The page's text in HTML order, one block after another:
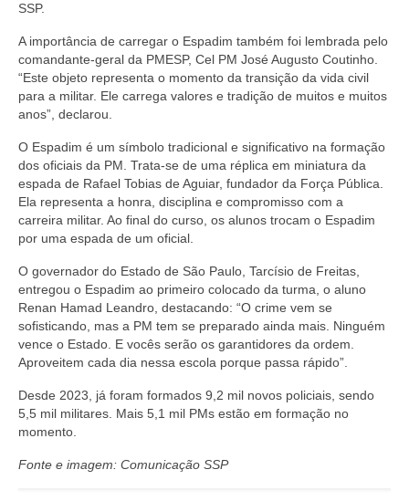
SSP.
A importância de carregar o Espadim também foi lembrada pelo
comandante-geral da PMESP, Cel PM José Augusto Coutinho.
“Este objeto representa o momento da transição da vida civil
para a militar. Ele carrega valores e tradição de muitos e muitos
anos”, declarou.
O Espadim é um símbolo tradicional e significativo na formação
dos oficiais da PM. Trata-se de uma réplica em miniatura da
espada de Rafael Tobias de Aguiar, fundador da Força Pública.
Ela representa a honra, disciplina e compromisso com a
carreira militar. Ao final do curso, os alunos trocam o Espadim
por uma espada de um oficial.
O governador do Estado de São Paulo, Tarcísio de Freitas,
entregou o Espadim ao primeiro colocado da turma, o aluno
Renan Hamad Leandro, destacando: “O crime vem se
sofisticando, mas a PM tem se preparado ainda mais. Ninguém
vence o Estado. E vocês serão os garantidores da ordem.
Aproveitem cada dia nessa escola porque passa rápido”.
Desde 2023, já foram formados 9,2 mil novos policiais, sendo
5,5 mil militares. Mais 5,1 mil PMs estão em formação no
momento.
Fonte e imagem: Comunicação SSP